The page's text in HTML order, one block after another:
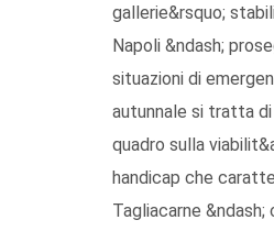
gallerie&rsquo;
Napoli &ndash;
situazioni di
autunnale si tratta
quadro sulla
handicap che
Tagliacarne